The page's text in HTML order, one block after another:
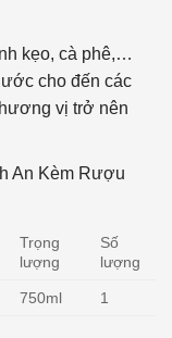
kẹo, cà phê,…
cho đến các
vị trở nên
An Kèm Rượu
Trọng
lượng
Số
lượng
750ml 1